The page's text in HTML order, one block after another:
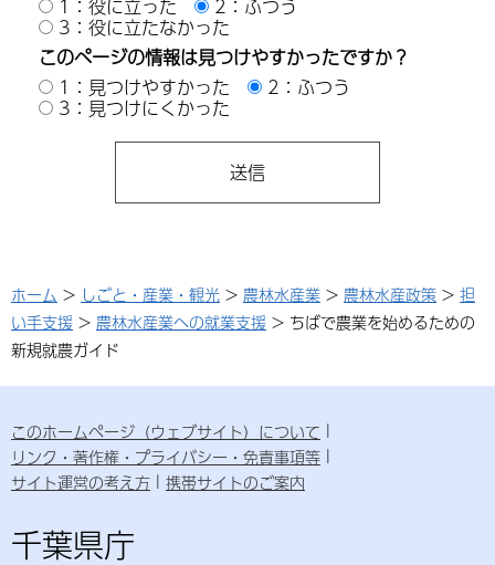
1：役に立った
2：ふつう
3：役に立たなかった
このページの情報は見つけやすかったですか？
1：見つけやすかった
2：ふつう
3：見つけにくかった
ホーム > しごと・産業・観光 > 農林水産業 > 農林水産政策 > 担
い手支援 > 農林水産業への就業支援 > ちばで農業を始めるための
新規就農ガイド
このホームページ（ウェブサイト）について
リンク・著作権・プライバシー・免責事項等
サイト運営の考え方
携帯サイトのご案内
千葉県庁